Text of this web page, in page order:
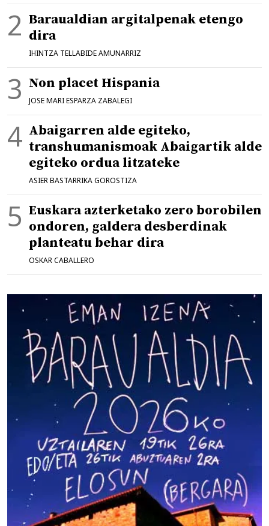
Baraualdian argitalpenak etengo
dira
IHINTZA TELLABIDE AMUNARRIZ
Non placet Hispania
JOSE MARI ESPARZA ZABALEGI
Abaigarren alde egiteko,
transhumanismoak Abaigartik alde
egiteko ordua litzateke
ASIER BASTARRIKA GOROSTIZA
Euskara azterketako zero borobilen
ondoren, galdera desberdinak
planteatu behar dira
OSKAR CABALLERO